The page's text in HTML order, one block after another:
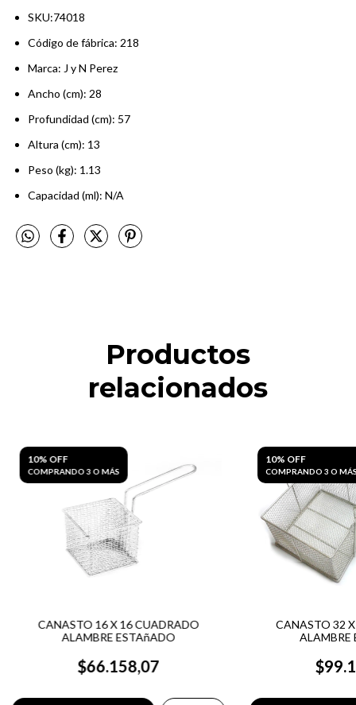
SKU:74018
Código de fábrica: 218
Marca: J y N Perez
Ancho (cm): 28
Profundidad (cm): 57
Altura (cm): 13
Peso (kg): 1.13
Capacidad (ml): N/A
Productos
relacionados
10% OFF
COMPRANDO 3 O MÁS
CANASTO 16 X 16 CUADRADO
ALAMBRE ESTAñADO
$66.158,07
10% OFF
COMPRANDO 3 O
CANASTO 32
ALAMBRE